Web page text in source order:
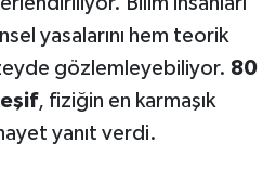
yasalarını hem teorik
gözlemleyebiliyor. 80
, fiziğin en karmaşık
yanıt verdi.